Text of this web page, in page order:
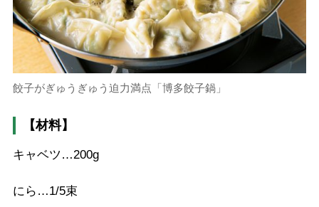
餃子がぎゅうぎゅう迫力満点「博多餃子鍋」
【材料】
キャベツ…200g
にら…1/5束